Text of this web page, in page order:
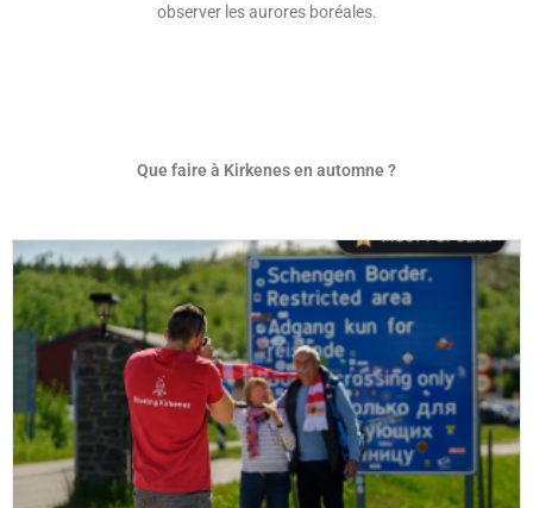
observer les aurores boréales.
Que faire à Kirkenes en automne ?